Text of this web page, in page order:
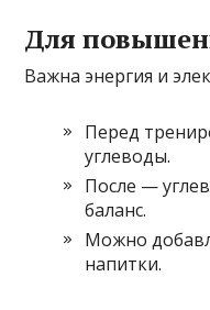
Для
Важна энергия и
Перед
углеводы.
После —
баланс.
Можно
напитки.